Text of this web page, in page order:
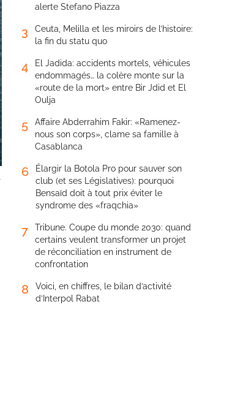
alerte Stefano Piazza
3
Ceuta, Melilla et les miroirs de l’histoire:
la fin du statu quo
4
El Jadida: accidents mortels, véhicules
endommagés… la colère monte sur la
«route de la mort» entre Bir Jdid et El
Oulja
5
Affaire Abderrahim Fakir: «Ramenez-
nous son corps», clame sa famille à
Casablanca
6
Élargir la Botola Pro pour sauver son
club (et ses Législatives): pourquoi
Bensaïd doit à tout prix éviter le
syndrome des «fraqchia»
7
Tribune. Coupe du monde 2030: quand
certains veulent transformer un projet
de réconciliation en instrument de
confrontation
8
Voici, en chiffres, le bilan d’activité
d’Interpol Rabat